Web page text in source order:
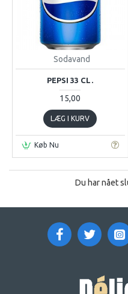
Sodavand
PEPSI 33 CL.
15,00
LÆG I KURV
Køb Nu
Du har nået